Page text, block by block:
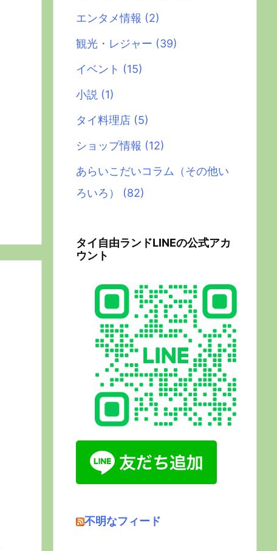
エンタメ情報 (2)
観光・レジャー (39)
イベント (15)
小説 (1)
タイ料理店 (5)
ショップ情報 (12)
あらいこだいコラム（その他い
ろいろ） (82)
タイ自由ランドLINEの公式アカ
ウント
不明なフィード